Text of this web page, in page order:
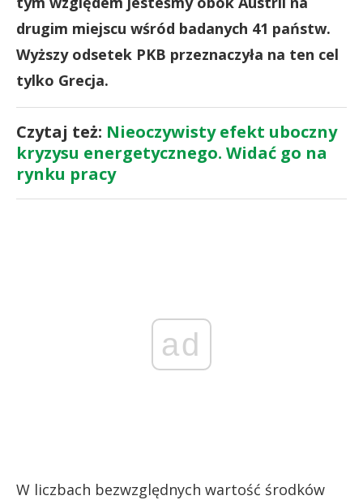
drugim miejscu wśród badanych 41 państw.
Wyższy odsetek PKB przeznaczyła na ten cel
tylko Grecja.
Czytaj też: Nieoczywisty efekt uboczny
kryzysu energetycznego. Widać go na
rynku pracy
ad
W liczbach bezwzględnych wartość środków